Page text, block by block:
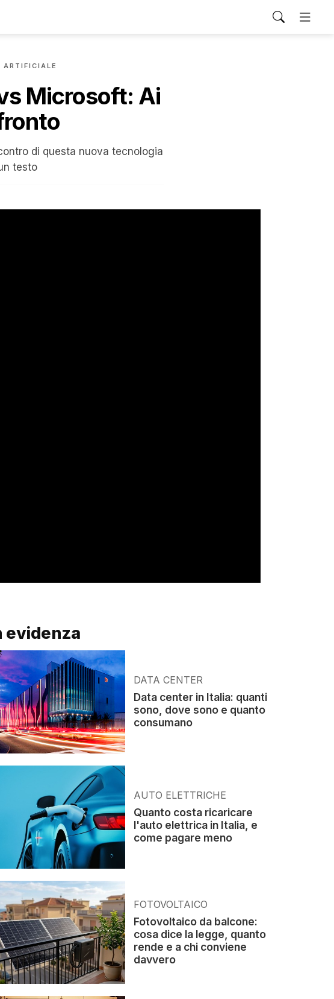
Microsoft: Ai
di questa nuova tecnologia
testo
evidenza
DATA CENTER
Data center in Italia: quanti
sono, dove sono e quanto
consumano
AUTO ELETTRICHE
Quanto costa ricaricare
l'auto elettrica in Italia, e
come pagare meno
FOTOVOLTAICO
Fotovoltaico da balcone:
cosa dice la legge, quanto
rende e a chi conviene
davvero